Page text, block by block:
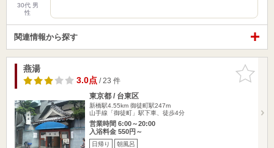
30代 男
性
関連情報から探す
お気に入
りに追加
燕湯
3.0点/ 23 件
東京都 / 台東区
新橋駅4.55km 御徒町駅247m
山手線「御徒町」駅下車、徒歩4分
営業時間 6:00～20:00
入浴料金 550円～
日帰り 朝風呂